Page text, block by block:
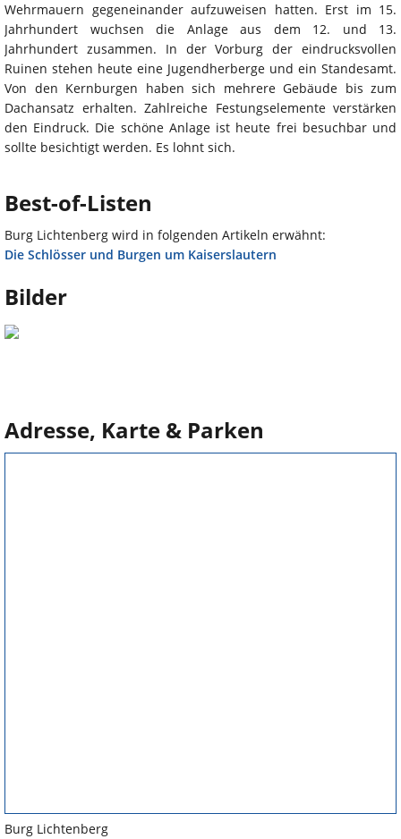
Wehrmauern gegeneinander aufzuweisen hatten. Erst im 15.
Jahrhundert wuchsen die Anlage aus dem 12. und 13.
Jahrhundert zusammen. In der Vorburg der eindrucksvollen
Ruinen stehen heute eine Jugendherberge und ein Standesamt.
Von den Kernburgen haben sich mehrere Gebäude bis zum
Dachansatz erhalten. Zahlreiche Festungselemente verstärken
den Eindruck. Die schöne Anlage ist heute frei besuchbar und
sollte besichtigt werden. Es lohnt sich.
Best-of-Listen
Burg Lichtenberg wird in folgenden Artikeln erwähnt:
Die Schlösser und Burgen um Kaiserslautern
Bilder
Adresse, Karte & Parken
Burg Lichtenberg